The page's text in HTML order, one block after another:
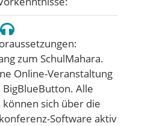
zum SchulMahara.
Online-Veranstaltung
Alle
sich über die
Software aktiv